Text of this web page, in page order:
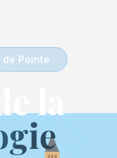
Pointe
la